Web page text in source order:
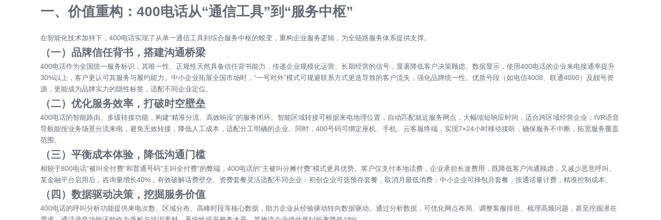
一、价值重构：400电话从“通信工具”到“服务中枢”
在智能化技术加持下，400电话实现了从单一通信工具到综合服务中枢的蜕变，重构企业服务逻辑，为全链路服务体系提供支撑。
（一）品牌信任背书，搭建沟通桥梁
400电话作为全国统一服务标识，其唯一性、正规性天然具备信任背书能力，传递企业规模化运营、长期经营的信号，显著降低客户决策顾虑。数据显示，使用400电话的企业来电接通率提升
30%以上，客户更认可其服务与履约能力。中小企业拓展全国市场时，“一号对外”模式可规避联系方式更迭导致的客户流失，强化品牌统一性。优质号段（如电信4008、联通4000）及靓号资
源，更能成为品牌实力的隐性标签，适配不同企业定位。
（二）优化服务效率，打破时空壁垒
400电话的智能路由、多级转接功能，构建“精准分流、高效响应”的服务闭环。智能区域转接可根据来电地理位置，自动匹配就近服务网点，大幅缩短响应时间，适合跨区域经营企业；IVR语音
导航能按业务场景分流来电，避免无效转接，降低人工成本，适配分工明确的企业。同时，400号码可绑定座机、手机、云客服终端，实现7×24小时移动接听，确保服务不中断，拓宽服务覆盖
范围。
（三）平衡成本体验，降低沟通门槛
相较于800电话“被叫全付费”和普通号码“主叫全付费”的弊端，400电话的“主被叫分摊付费”模式更具优势。客户仅支付本地话费，企业承担长途费用，既降低客户沟通顾虑，又减少恶意呼叫。
某金融平台启用后，咨询量增长40%，有效破解话费壁垒。资费套餐灵活适配不同企业：初创企业可选预存套餐，取消月最低消费；中小企业可择包月套餐，按通话量计费，精准控制成本。
（四）数据驱动决策，挖掘服务价值
400电话的呼叫分析功能提供来电次数、区域分布、高峰时段等核心数据，助力企业从经验驱动转向数据驱动。通过分析数据，可优化网点布局、调整客服排班、梳理高频问题，甚至挖掘潜在